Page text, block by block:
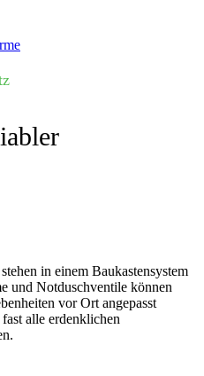
in einem Baukastensystem
und Notduschventile können
vor Ort angepasst
alle erdenklichen